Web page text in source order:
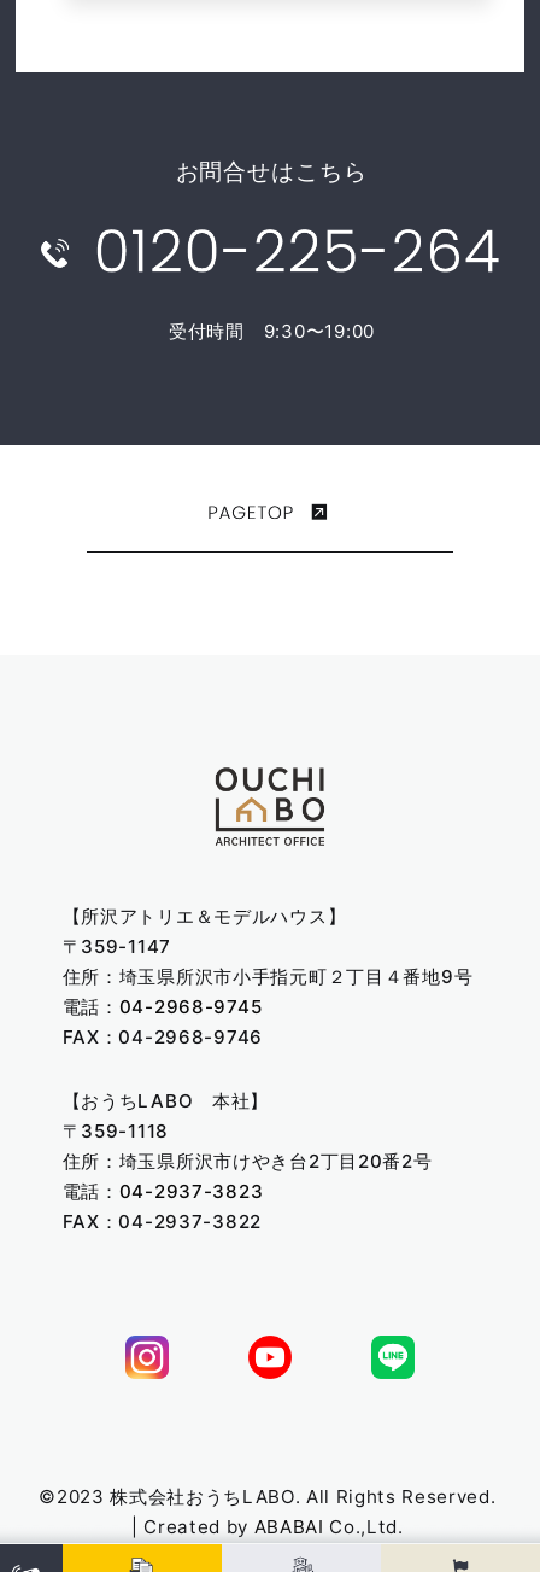
お問合せはこちら
受付時間 9:30〜19:00
【所沢アトリエ＆モデルハウス】
〒359-1147
住所：埼玉県所沢市小手指元町２丁目４番地9号
電話： 04-2968-9745
FAX：04-2968-9746
【おうちLABO 本社】
〒359-1118
住所：埼玉県所沢市けやき台2丁目20番2号
電話： 04-2937-3823
FAX：04-2937-3822
©2023 株式会社おうちLABO. All Rights Reserved.
| Created by ABABAI Co.,Ltd.